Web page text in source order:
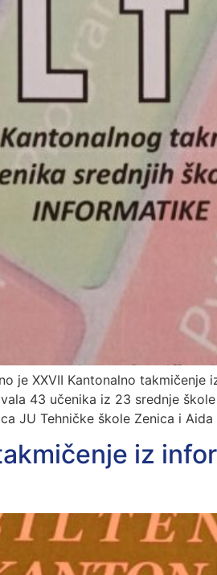
je XXVII Kantonalno
43 učenika iz 23 srednje
JU Tehničke škole Zenica i
iz